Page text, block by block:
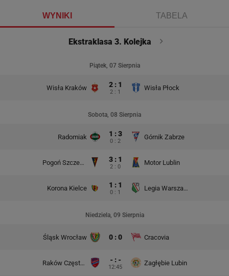
WYNIKI TABELA
Ekstraklasa 3. Kolejka
Piątek, 07 Sierpnia
Wisła Kraków 2 : 1
2 : 1
Wisła Płock
Sobota, 08 Sierpnia
Radomiak 1 : 3
0 : 2
Górnik Zabrze
Pogoń Szczecin 3 : 1
2 : 0
Motor Lublin
Korona Kielce 1 : 1
0 : 1
Legia Warszawa
Niedziela, 09 Sierpnia
Śląsk Wrocław 0 : 0 Cracovia
Raków Częstochowa - : -
12:45
Zagłębie Lubin